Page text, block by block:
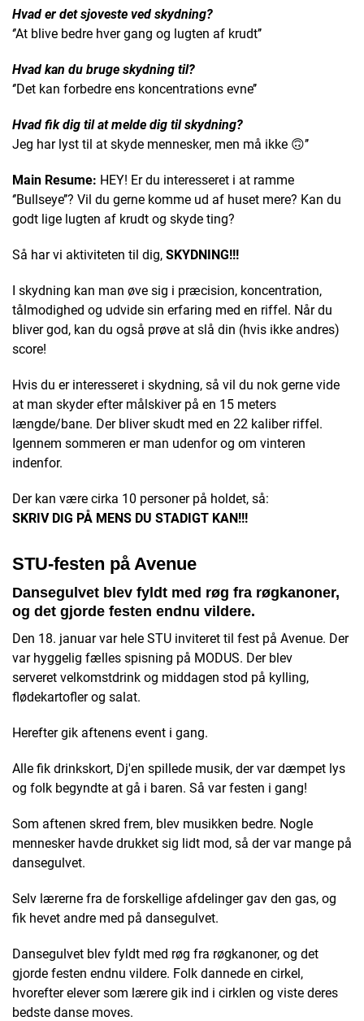
Hvad er det sjoveste ved skydning?
‘’At blive bedre hver gang og lugten af krudt’’
Hvad kan du bruge skydning til?
‘’Det kan forbedre ens koncentrations evne’’
Hvad fik dig til at melde dig til skydning?
Jeg har lyst til at skyde mennesker, men må ikke 🙃’’
Main Resume: HEY! Er du interesseret i at ramme
‘’Bullseye’’? Vil du gerne komme ud af huset mere? Kan du
godt lige lugten af krudt og skyde ting?
Så har vi aktiviteten til dig, SKYDNING!!!
I skydning kan man øve sig i præcision, koncentration,
tålmodighed og udvide sin erfaring med en riffel. Når du
bliver god, kan du også prøve at slå din (hvis ikke andres)
score!
Hvis du er interesseret i skydning, så vil du nok gerne vide
at man skyder efter målskiver på en 15 meters
længde/bane. Der bliver skudt med en 22 kaliber riffel.
Igennem sommeren er man udenfor og om vinteren
indenfor.
Der kan være cirka 10 personer på holdet, så:
SKRIV DIG PÅ MENS DU STADIGT KAN!!!
STU-festen på Avenue
Dansegulvet blev fyldt med røg fra røgkanoner,
og det gjorde festen endnu vildere.
Den 18. januar var hele STU inviteret til fest på Avenue. Der
var hyggelig fælles spisning på MODUS. Der blev
serveret velkomstdrink og middagen stod på kylling,
flødekartofler og salat.
Herefter gik aftenens event i gang.
Alle fik drinkskort, Dj'en spillede musik, der var dæmpet lys
og folk begyndte at gå i baren. Så var festen i gang!
Som aftenen skred frem, blev musikken bedre. Nogle
mennesker havde drukket sig lidt mod, så der var mange på
dansegulvet.
Selv lærerne fra de forskellige afdelinger gav den gas, og
fik hevet andre med på dansegulvet.
Dansegulvet blev fyldt med røg fra røgkanoner, og det
gjorde festen endnu vildere. Folk dannede en cirkel,
hvorefter elever som lærere gik ind i cirklen og viste deres
bedste danse moves.